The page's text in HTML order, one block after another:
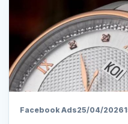
Facebook Ads25/04/2026